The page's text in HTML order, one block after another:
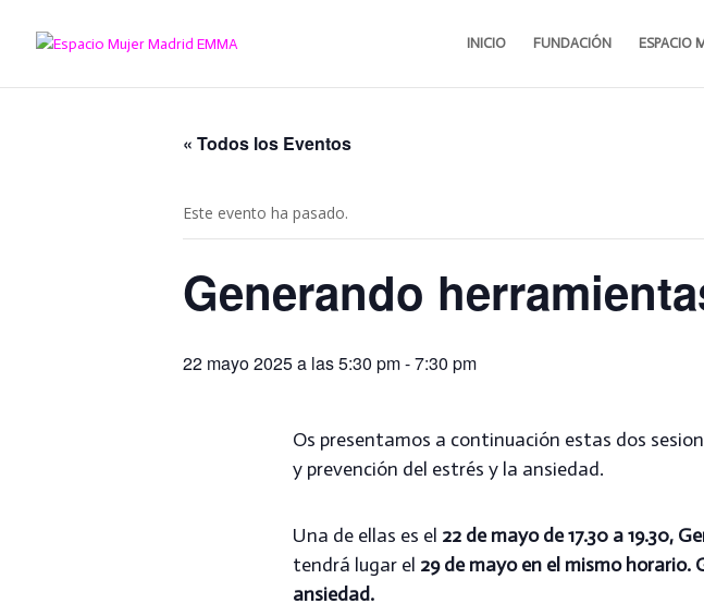
INICIO FUNDACIÓN ESPACIO
« Todos los Eventos
Este evento ha pasado.
Generando
22 mayo 2025 a las 5:30 pm-7:30 pm
Os presentamos a continuación estas dos
y prevención del estrés y la ansiedad.
Una de ellas es el 22 de mayo de 17.30 a 19.30,
tendrá lugar el 29 de mayo en el mismo
ansiedad.